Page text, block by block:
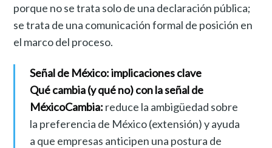
porque no se trata solo de una declaración pública;
se trata de una comunicación formal de posición en
el marco del proceso.
Señal de México: implicaciones clave
Qué cambia (y qué no) con la señal de
MéxicoCambia: reduce la ambigüedad sobre
la preferencia de México (extensión) y ayuda
a que empresas anticipen una postura de